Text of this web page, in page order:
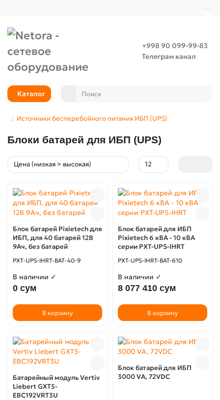
+998 90 099-99-83
Телеграм канал
Каталог
Источники бесперебойного питания ИБП (UPS)
Блоки батарей для ИБП (UPS)
Блок батарей Pixietech для
ИБП, для 40 батарей 12В
9Ач, без батарей
PXT-UPS-IHRT-BAT-40-9
В наличии ✓
0 сум
В корзину
Блок батарей для ИБП
Pixietech 6 кВА - 10 кВА
серии PXT-UPS-IHRT
PXT-UPS-IHRT-BAT-610
В наличии ✓
8 077 410 сум
В корзину
Батарейный модуль Vertiv
Liebert GXT5-
EBC192VRT3U
Блок батарей для ИБП
3000 VA, 72VDC